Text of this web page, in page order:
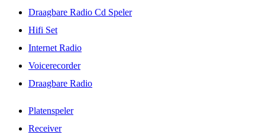
Draagbare Radio Cd Speler
Hifi Set
Internet Radio
Voicerecorder
Draagbare Radio
Platenspeler
Receiver